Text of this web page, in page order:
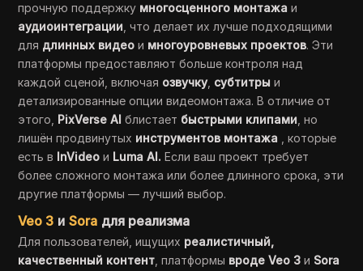
прочную поддержку многосценного монтажа и
аудиоинтеграции , что делает их лучше подходящими
для длинных видео и многоуровневых проектов. Эти
платформы предоставляют больше контроля над
каждой сценой, включая озвучку, субтитры и
детализированные опции видеомонтажа. В отличие от
этого, PixVerse AI блистает быстрыми клипами , но
лишён продвинутых инструментов монтажа , которые
есть в InVideo и Luma AI. Если ваш проект требует
более сложного монтажа или более длинного срока, эти
другие платформы — лучший выбор.
Veo 3 и Sora для реализма
Для пользователей, ищущих реалистичный,
качественный контент , платформы вроде Veo 3 и Sora